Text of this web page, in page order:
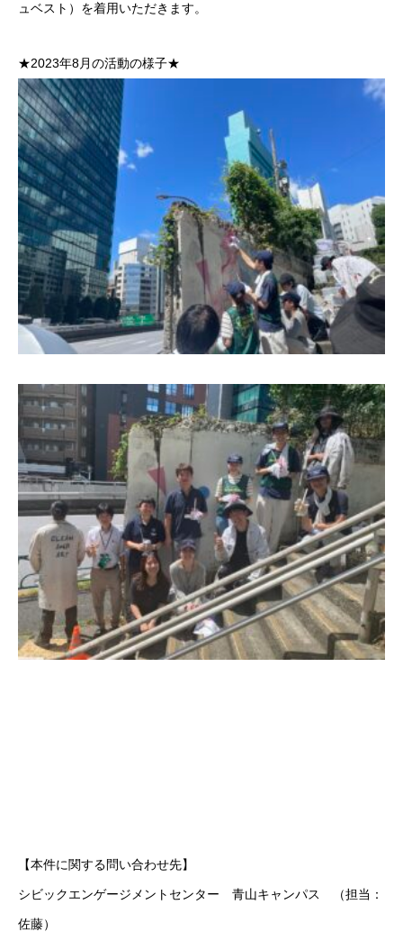
ュベスト）を着用いただきます。
★2023年8月の活動の様子★
【本件に関する問い合わせ先】
シビックエンゲージメントセンター 青山キャンパス （担当：
佐藤）